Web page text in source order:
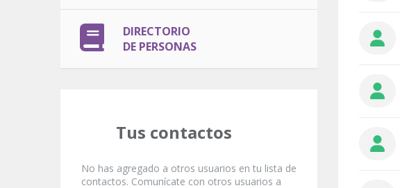
DIRECTORIO
DE PERSONAS
Tus contactos
No has agregado a otros usuarios en tu lista de
contactos. Comunícate con otros usuarios a